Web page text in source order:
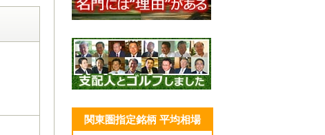
関東圏指定銘柄 平均相場